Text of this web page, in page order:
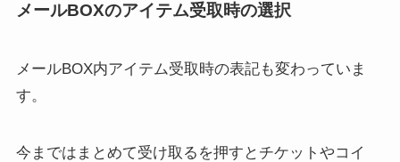
メールBOXのアイテム受取時の選択
メールBOX内アイテム受取時の表記も変わっていま
す。
今まではまとめて受け取るを押すとチケットやコイ